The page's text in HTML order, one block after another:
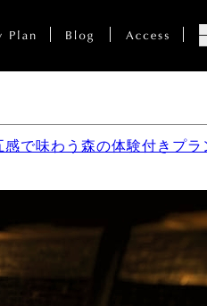
で味わう森の体験付きプラ